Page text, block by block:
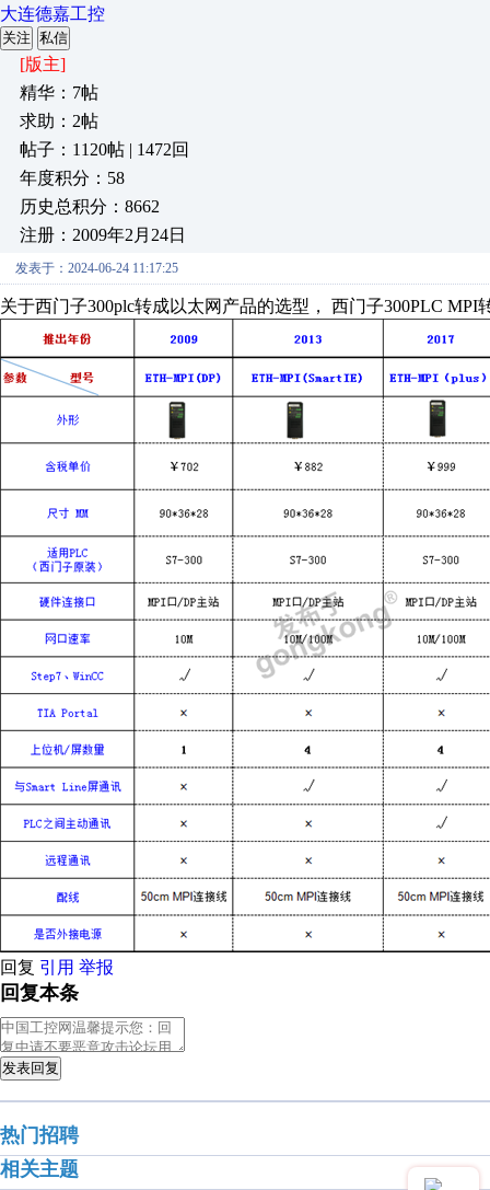
大连德嘉工控
关注 私信
[版主]
精华：7帖
求助：2帖
帖子：1120帖 | 1472回
年度积分：58
历史总积分：8662
注册：2009年2月24日
发表于：2024-06-24 11:17:25
关于西门子300plc转成以太网产品的选型， 西门子300PLC
回复 引用 举报
回复本条
发表回复
热门招聘
相关主题